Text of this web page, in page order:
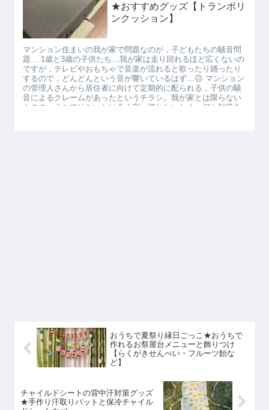
★おすすめグッズ【トランポリ
ンクッション】
マンション住まいの我が家で問題なのが，子どもたちの騒音問
題… 1歳と3歳の子供たち…我が家は走り回れるほど広くないの
ですが，テレビやおもちゃで音楽が流れると歌ったり踊ったり
するので，どんどんという音が響いているはず…😥 マンション
の管理人さんから居住者に向けて定期的に配られる，子供の騒
音によるクレームがあったというチラシ。我が家とは限らない
ものの，うちではないとは全く言い切れないため，何か対策を
おうちで夏祭り縁日ごっこ★おうちで
作れるお祭屋台メニューと飾りつけ
【らくがきせんべい・フルーツ飴な
ど】
チャイルドシートの背中汗対策グッズ
★手作り汗取りパットと保冷チャイル